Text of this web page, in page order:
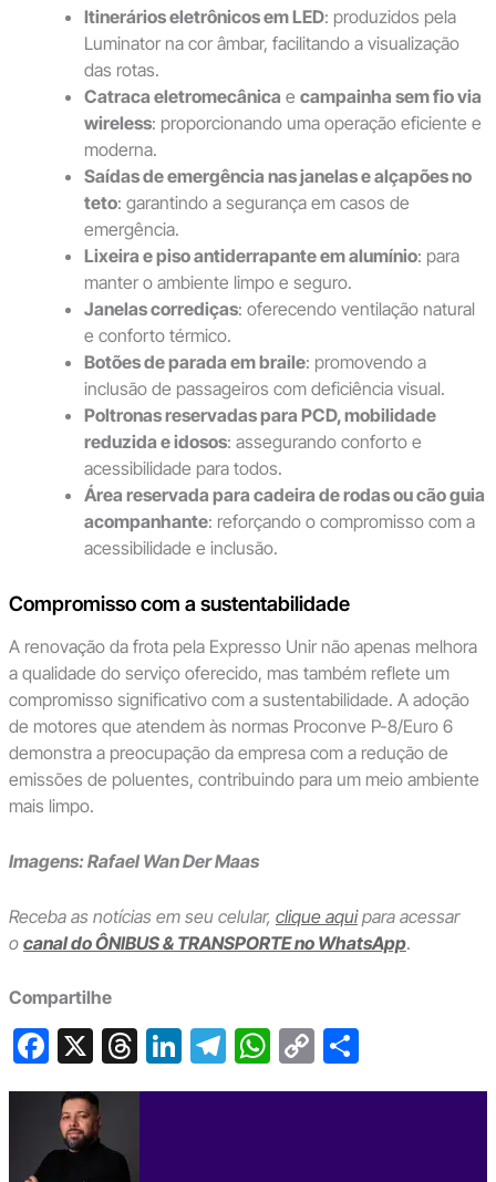
Itinerários eletrônicos em LED: produzidos pela
Luminator na cor âmbar, facilitando a visualização
das rotas.
Catraca eletromecânica e campainha sem fio via
wireless: proporcionando uma operação eficiente e
moderna.
Saídas de emergência nas janelas e alçapões no
teto: garantindo a segurança em casos de
emergência.
Lixeira e piso antiderrapante em alumínio: para
manter o ambiente limpo e seguro.
Janelas corrediças: oferecendo ventilação natural
e conforto térmico.
Botões de parada em braile: promovendo a
inclusão de passageiros com deficiência visual.
Poltronas reservadas para PCD, mobilidade
reduzida e idosos: assegurando conforto e
acessibilidade para todos.
Área reservada para cadeira de rodas ou cão guia
acompanhante: reforçando o compromisso com a
acessibilidade e inclusão.
Compromisso com a sustentabilidade
A renovação da frota pela Expresso Unir não apenas melhora
a qualidade do serviço oferecido, mas também reflete um
compromisso significativo com a sustentabilidade. A adoção
de motores que atendem às normas Proconve P-8/Euro 6
demonstra a preocupação da empresa com a redução de
emissões de poluentes, contribuindo para um meio ambiente
mais limpo.
Imagens: Rafael Wan Der Maas
Receba as notícias em seu celular, clique aquipara acessar
o canal do ÔNIBUS & TRANSPORTE no WhatsApp.
Compartilhe
F
a
c
e
X T
hr
Li
n
T
el
W
h
C
o
S
h